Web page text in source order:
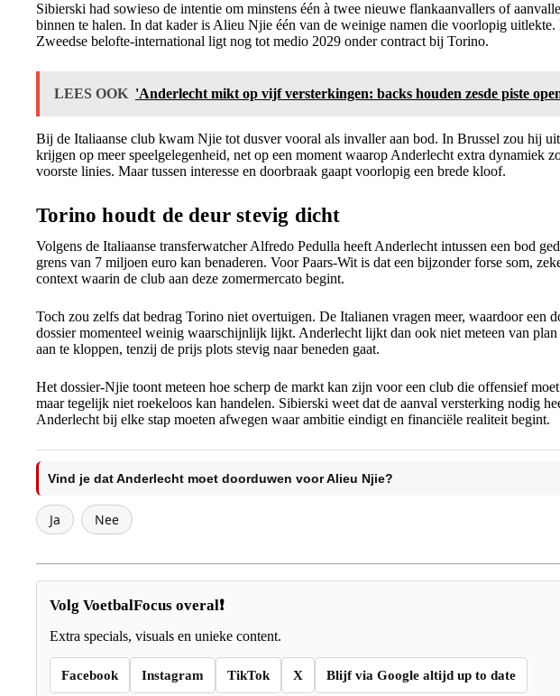
Sibierski had sowieso de intentie om minstens één à twee nieuwe flankaanvallers of
binnen te halen. In dat kader is Alieu Njie één van de weinige namen die voorlopig
Zweedse belofte-international ligt nog tot medio 2029 onder contract bij Torino.
LEES OOK 'Anderlecht mikt op vijf versterkingen: backs houden zesde piste
Bij de Italiaanse club kwam Njie tot dusver vooral als invaller aan bod. In Brussel zou hij
krijgen op meer speelgelegenheid, net op een moment waarop Anderlecht extra dynamiek
voorste linies. Maar tussen interesse en doorbraak gaapt voorlopig een brede kloof.
Torino houdt de deur stevig dicht
Volgens de Italiaanse transferwatcher Alfredo Pedulla heeft Anderlecht intussen een bod
grens van 7 miljoen euro kan benaderen. Voor Paars-Wit is dat een bijzonder forse som,
context waarin de club aan deze zomermercato begint.
Toch zou zelfs dat bedrag Torino niet overtuigen. De Italianen vragen meer, waardoor een
dossier momenteel weinig waarschijnlijk lijkt. Anderlecht lijkt dan ook niet meteen van
aan te kloppen, tenzij de prijs plots stevig naar beneden gaat.
Het dossier-Njie toont meteen hoe scherp de markt kan zijn voor een club die offensief
maar tegelijk niet roekeloos kan handelen. Sibierski weet dat de aanval versterking nodig
Anderlecht bij elke stap moeten afwegen waar ambitie eindigt en financiële realiteit begint.
Vind je dat Anderlecht moet doorduwen voor Alieu Njie?
Ja Nee
Volg VoetbalFocus overal❗
Extra specials, visuals en unieke content.
Facebook Instagram TikTok X Blijf via Google altijd up to date